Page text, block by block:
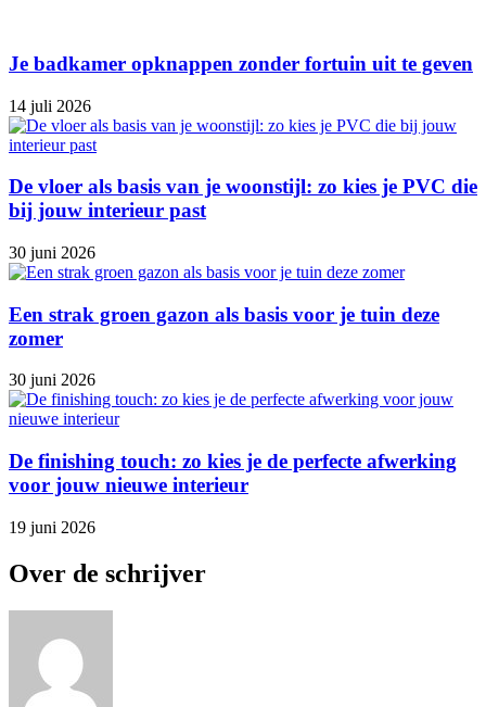
Je badkamer opknappen zonder fortuin uit te geven
14 juli 2026
De vloer als basis van je woonstijl: zo kies je PVC die
bij jouw interieur past
30 juni 2026
Een strak groen gazon als basis voor je tuin deze
zomer
30 juni 2026
De finishing touch: zo kies je de perfecte afwerking
voor jouw nieuwe interieur
19 juni 2026
Over de schrijver